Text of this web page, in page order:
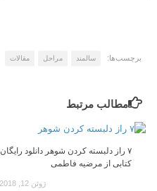
برچسب‌ها: سالمند مراحل مقالات
مطالب مرتبط
۷ راز دلبسته کردن شوهر دانلود رایگان
کتابی از مرضیه فاطمی
ژوئن 12, 2018